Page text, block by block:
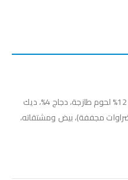
اللحوم ومشتقاتها الحيوانية (27% منها 12% لحوم طازجة، دجاج 4%، ديك
خضراوات (4% من خضراوات مجففة)، بيض ومشتقاته،